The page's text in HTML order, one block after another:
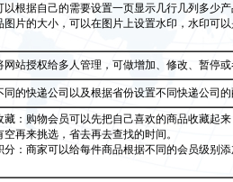
以根据自己的需要设置一页显示几行几列多少
图片的大小，可以在图片上设置水印，水印可
网站授权给多人管理，可做增加、修改、暂停
同的快递公司以及根据省份设置不同快递公司的
藏：购物会员可以先把自己喜欢的商品收藏起
空再来挑选，省去再去查找的时间。
分：商家可以给每件商品根据不同的会员级别